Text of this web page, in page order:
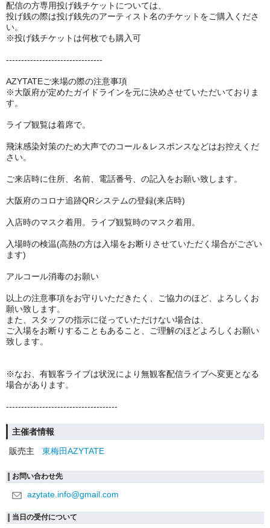
配信の方専用投げ銭チケットについては、
投げ銭の際は投げ銭先のアーティスト名のチケットをご購入くださ
い。
※投げ銭チケットは何枚でも購入可
--------------------------------
AZYTATEご来場の際の注意事項
※大阪府が定めたガイドラインを元に決めさせていただいておりま
す。
ライブ観覧は着席で。
飛沫感染対策のため大声でのコール＆レスポンスなどはお控えくだ
さい。
ご来店時に住所、名前、電話番号、の記入をお願い致します。
大阪府のコロナ追跡QRシステムの登録(来店時)
入店時のマスク着用。ライブ観覧時のマスク着用。
入場時の検温(高熱の方は入場をお断りさせていただく場合がござい
ます)
アルコール消毒のお願い
以上の注意事項をお守りいただきたく、ご協力のほど、よろしくお
願い致します。
また、スタッフの指示に従っていただけない場合は、
ご入場をお断りすることもあること、ご理解のほどよろしくお願い
致します。
※なお、有観客ライブは状況により無観客配信ライブへ変更となる
場合があります。
-------------------------------------
主催者情報
販売主
東梅田AZYTATE
お問い合わせ先
azytate.info@gmail.com
当日の受付について